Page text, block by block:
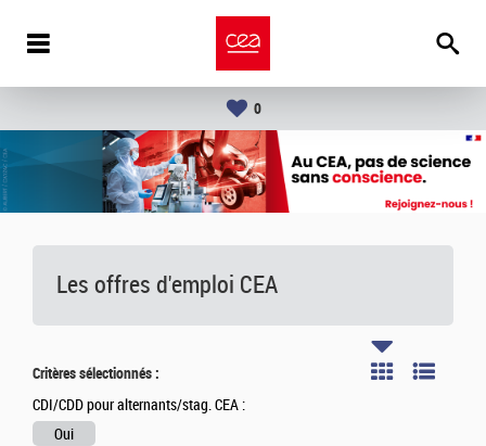
0
Les offres d'emploi CEA
Critères sélectionnés :
CDI/CDD pour alternants/stag. CEA :
Oui